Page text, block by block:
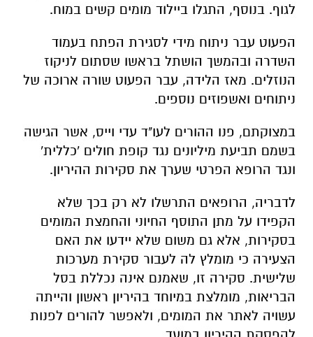
לגוף. בנוסף, התגלו ביילוד מומים קשים במוח.
הפעוט עבר ניתוח מידי לסגירת הפתח בעמוד
השדרה ובהמשך הושתל בראשו שסתום לניקוז
הנוזלים. מאז הלידה, עבר הפעוט שורה ארוכה של
ניתוחים ואשפוזים נוספים.
במצוקתם, פנו ההורים לעו"ד עדי וייס, אשר הגישה
בשמם תביעת מיליונים נגד קופת חולים 'כללית'
ונגד הרופא הפרטי שערך את סקירות ההיריון.
לדבריה, הרופאים התרשלו לא רק בכך שלא
הקפידו על מתן התוסף החיוני והחמצת המומים
בסקירות, אלא גם משום שלא יידעו את האם
הצעירה כי מומלץ לה לעבור סקירת מערכות
שלישית. סקירה זו, שאמנם אינה נכללת בסל
הבריאות, מומלצת במיוחד בהיריון ראשון והייתה
עשויה לאתר את המומים, ולאפשר להורים לפנות